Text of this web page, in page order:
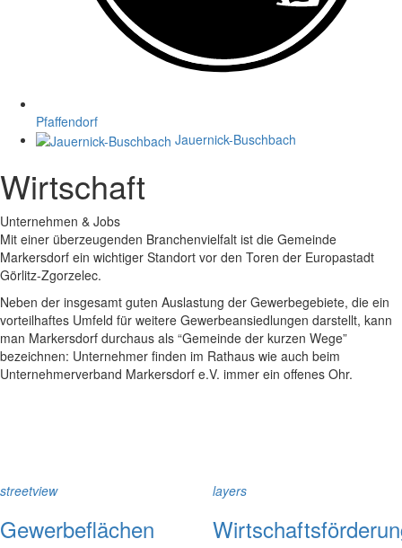
Pfaffendorf
Jauernick-Buschbach
Wirtschaft
Unternehmen & Jobs
Mit einer überzeugenden Branchenvielfalt ist die Gemeinde
Markersdorf ein wichtiger Standort vor den Toren der Europastadt
Görlitz-Zgorzelec.
Neben der insgesamt guten Auslastung der Gewerbegebiete, die ein
vorteilhaftes Umfeld für weitere Gewerbeansiedlungen darstellt, kann
man Markersdorf durchaus als “Gemeinde der kurzen Wege”
bezeichnen: Unternehmer finden im Rathaus wie auch beim
Unternehmerverband Markersdorf e.V. immer ein offenes Ohr.
streetview
Gewerbeflächen
layers